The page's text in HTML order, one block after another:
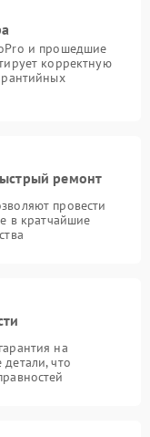
и прошедшие
корректную
ремонт
провести
в кратчайшие
на
что